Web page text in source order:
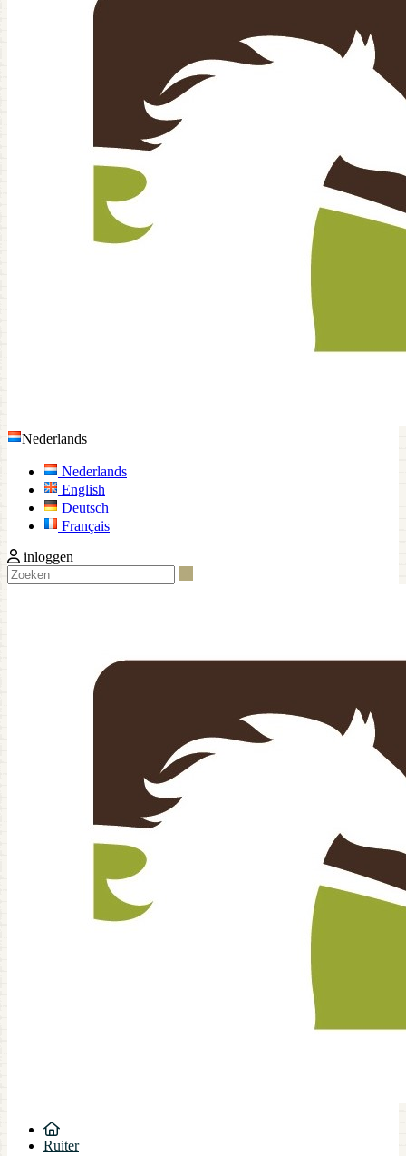
Nederlands
Nederlands
English
Deutsch
Français
inloggen
Ruiter